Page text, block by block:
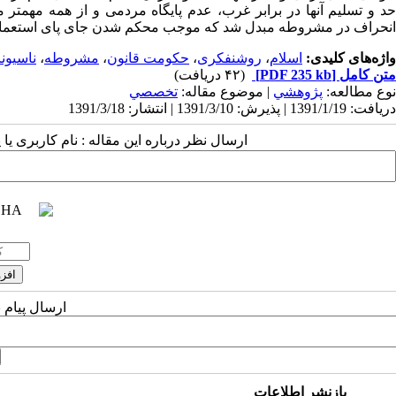
حد و تسلیم آنها در برابر غرب، عدم پایگاه مردمی و از همه
انحراف در مشروطه مبدل شد که موجب محکم شدن جای پای
واژه‌های کلیدی: اسلام، روشنفکری، حکومت قانون، مشروطه،
متن کامل [PDF 235 kb]
(۴۲ دریافت)
نوع مطالعه: پژوهشي | موضوع مقاله: تخصصي
دریافت: 1391/1/19 | پذیرش: 1391/3/10 | انتشار: 1391/3/18
ارسال نظر درباره این مقاله : نام کاربری
ارسال
بازنشر اطلاعات